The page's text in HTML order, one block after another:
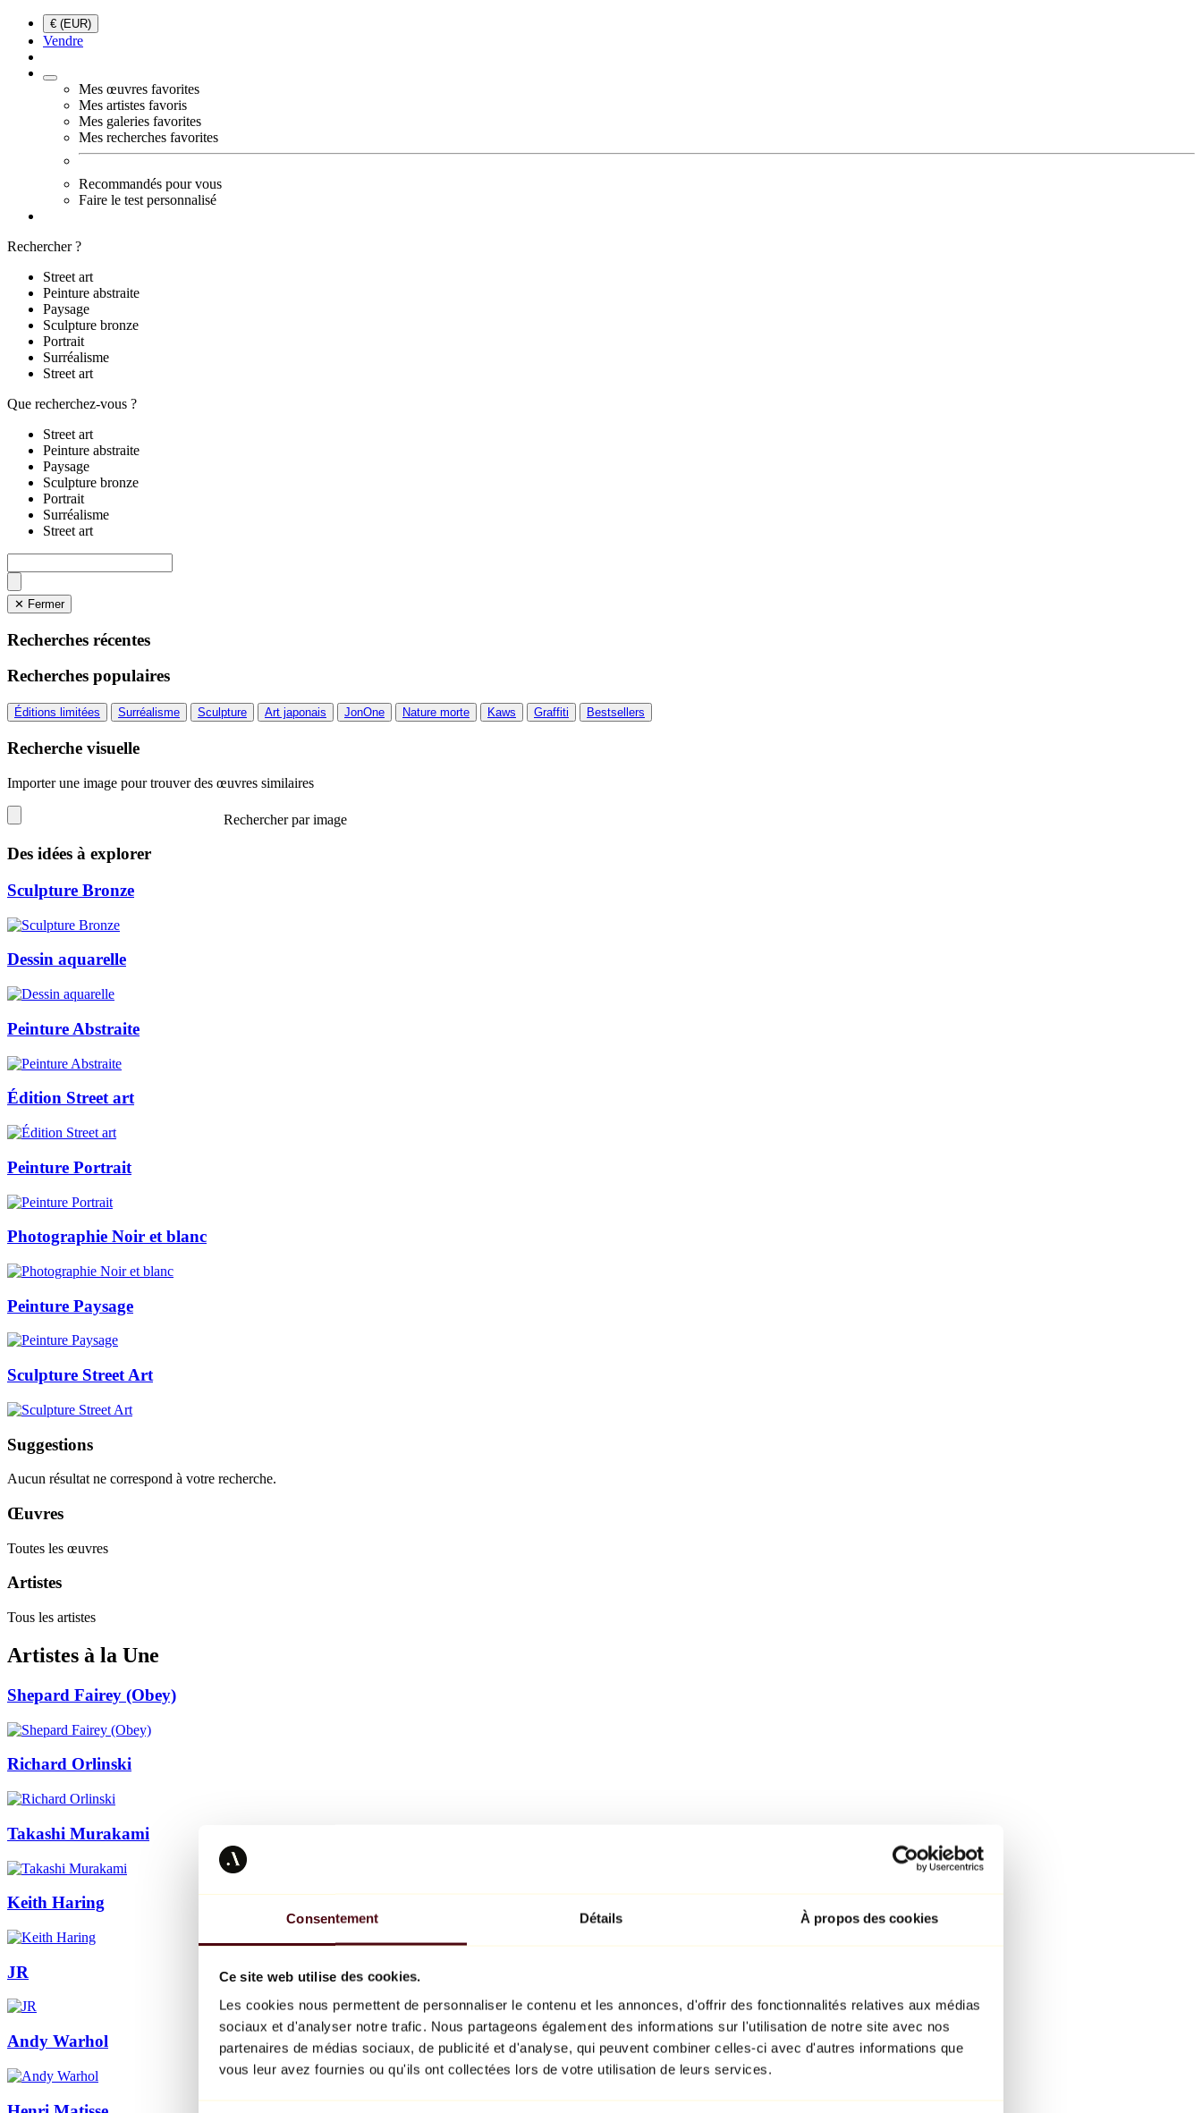
Consentement Détails À propos des cookies
Ce site web utilise des cookies.
Les cookies nous permettent de personnaliser le contenu et les annonces, d'offrir des fonctionnalités relatives aux médias
sociaux et d'analyser notre trafic. Nous partageons également des informations sur l'utilisation de notre site avec nos
partenaires de médias sociaux, de publicité et d'analyse, qui peuvent combiner celles-ci avec d'autres informations que
vous leur avez fournies ou qu'ils ont collectées lors de votre utilisation de leurs services.
€ (EUR)
Vendre
Mes œuvres favorites
Mes artistes favoris
Mes galeries favorites
Mes recherches favorites
Recommandés pour vous
Faire le test personnalisé
Rechercher ?
Street art
Peinture abstraite
Paysage
Sculpture bronze
Portrait
Surréalisme
Street art
Que recherchez-vous ?
Street art
Peinture abstraite
Paysage
Sculpture bronze
Portrait
Surréalisme
Street art
✕ Fermer
Recherches récentes
Recherches populaires
Éditions limitées Surréalisme Sculpture Art japonais JonOne Nature morte Kaws Graffiti Bestsellers
Recherche visuelle
Importer une image pour trouver des œuvres similaires
Rechercher par image
Des idées à explorer
Sculpture Bronze
Dessin aquarelle
Peinture Abstraite
Édition Street art
Peinture Portrait
Photographie Noir et blanc
Peinture Paysage
Sculpture Street Art
Suggestions
Aucun résultat ne correspond à votre recherche.
Œuvres
Toutes les œuvres
Artistes
Tous les artistes
Artistes à la Une
Shepard Fairey (Obey)
Richard Orlinski
Takashi Murakami
Keith Haring
JR
Andy Warhol